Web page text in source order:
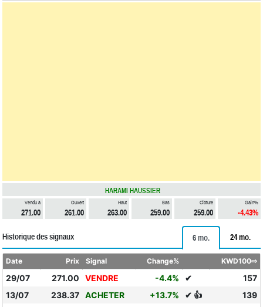
HARAMI HAUSSIER
Vendu à
271.00
Ouvert
261.00
Haut
263.00
Bas
259.00
Clôture
259.00
Gain%
-4.43%
Historique des signaux 6 mo. 24 mo.
Date Prix Signal Change% KWD100⇨
29/07 271.00 VENDRE -4.4% ✔
157
13/07
238.37 ACHETER +13.7% ✔ 👍
139